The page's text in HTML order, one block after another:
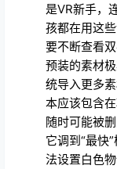
是VR新手，
孩都在用这
要不断查看
预装的素材
统导入更多
本应该包含
随时可能被
它调到“最快
法设置白色